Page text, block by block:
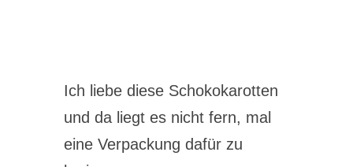
Ich liebe diese Schokokarotten
und da liegt es nicht fern, mal
eine Verpackung dafür zu